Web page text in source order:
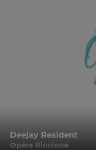
Deejay Resident
Opéra Riccione